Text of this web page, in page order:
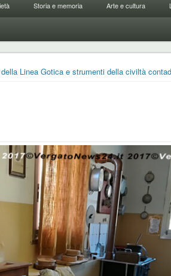
Storia e memoria Arte e cultura
Linea Gotica e strumenti della civiltà